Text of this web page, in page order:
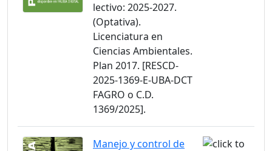
lectivo: 2025-2027.
(Optativa).
Licenciatura en
Ciencias Ambientales.
Plan 2017. [RESCD-
2025-1369-E-UBA-DCT
FAGRO o C.D.
1369/2025].
Manejo y control de